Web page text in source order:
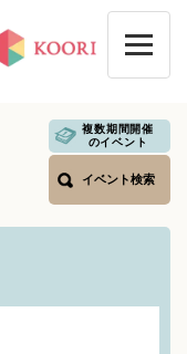
複数期間開催
のイベント
イベント検索